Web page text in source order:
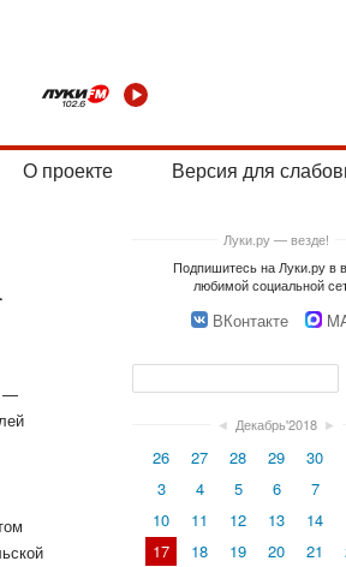
О проекте Версия для
—
Луки.ру — везде!
Подпишитесь на Луки.ру в
любимой социальной
ВКонтакте
◄ Декабрь'2018 ►
26 27 28 29 30
3
4 5 6 7
10
11 12 13 14
17
18 19 20 21